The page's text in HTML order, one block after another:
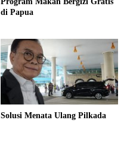
di Papua
Solusi Menata Ulang Pilkada